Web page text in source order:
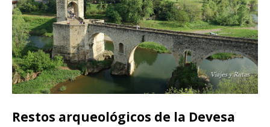
Restos arqueológicos de la Devesa